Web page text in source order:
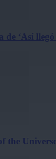
de ‘Así
the